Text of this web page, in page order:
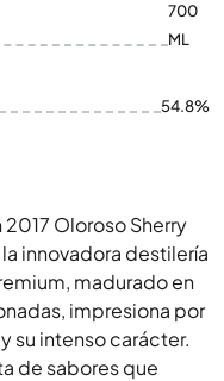
700
ML
54.8%
Oloroso Sherry
innovadora destilería
madurado en
impresiona por
su intenso carácter.
de sabores que